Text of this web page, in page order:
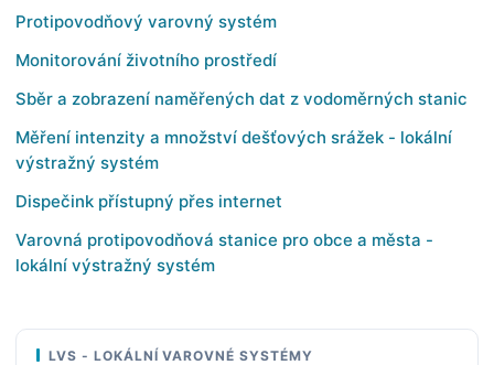
Protipovodňový varovný systém
Monitorování životního prostředí
Sběr a zobrazení naměřených dat z vodoměrných stanic
Měření intenzity a množství dešťových srážek - lokální
výstražný systém
Dispečink přístupný přes internet
Varovná protipovodňová stanice pro obce a města -
lokální výstražný systém
LVS - LOKÁLNÍ VAROVNÉ SYSTÉMY